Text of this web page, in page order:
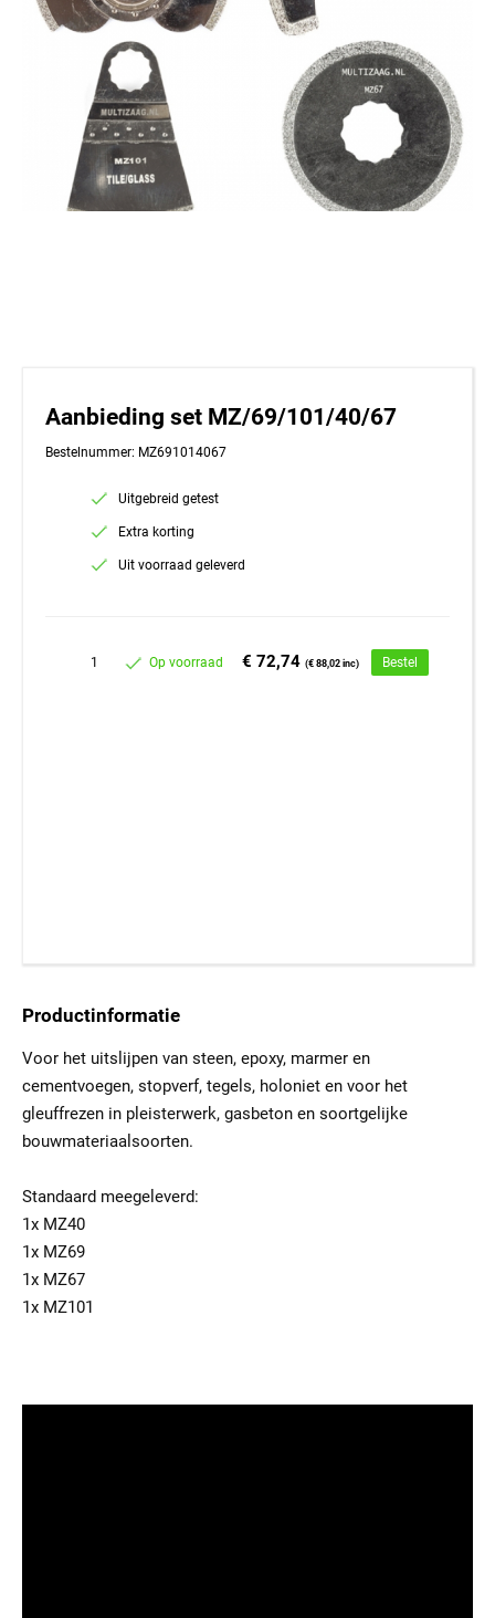
Aanbieding set MZ/69/101/40/67
Bestelnummer: MZ691014067
Uitgebreid getest
Extra korting
Uit voorraad geleverd
1 Op voorraad € 72,74(€ 88,02 inc) Bestel
Productinformatie
Voor het uitslijpen van steen, epoxy, marmer en
cementvoegen, stopverf, tegels, holoniet en voor het
gleuffrezen in pleisterwerk, gasbeton en soortgelijke
bouwmateriaalsoorten.
Standaard meegeleverd:
1x MZ40
1x MZ69
1x MZ67
1x MZ101